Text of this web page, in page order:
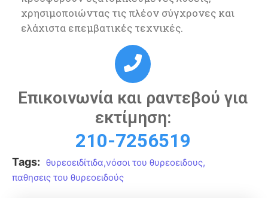
χρησιμοποιώντας τις πλέον σύγχρονες και
ελάχιστα επεμβατικές τεχνικές.
Επικοινωνία και ραντεβού για
εκτίμηση:
210-7256519
Tags: θυρεοειδίτιδα,νόσοι του θυρεοειδους,
παθησεις του θυρεοειδούς